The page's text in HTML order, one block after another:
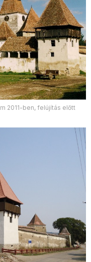
2011-ben, felújítás előtt